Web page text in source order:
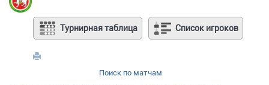
Казань
Челябинск
Саранск
Ярославль
Турнирная таблица Список игроков
Поиск по матчам